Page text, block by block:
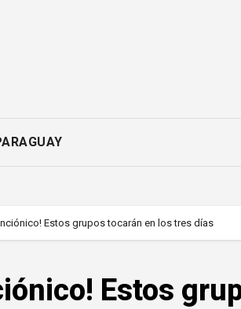
Estos grupos tocarán en los tres días
Estos